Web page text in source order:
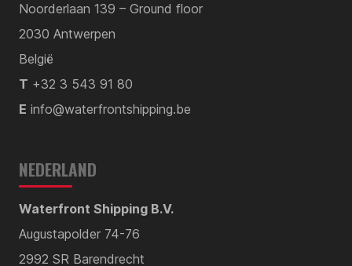
Noorderlaan 139 – Ground floor
2030 Antwerpen
België
T +32 3 543 91 80
E info@waterfrontshipping.be
NEDERLAND
Waterfront Shipping B.V.
Augustapolder 74-76
2992 SR Barendrecht